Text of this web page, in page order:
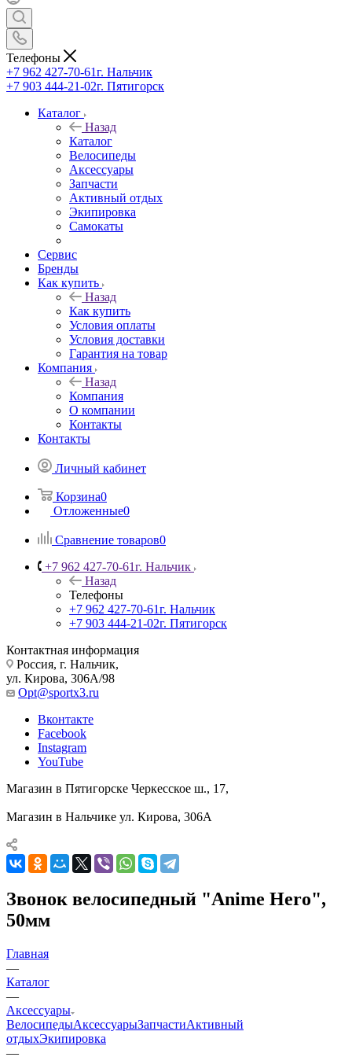
Телефоны
+7 962 427-70-61г. Нальчик
+7 903 444-21-02г. Пятигорск
Каталог
Назад
Каталог
Велосипеды
Аксессуары
Запчасти
Активный отдых
Экипировка
Самокаты
Сервис
Бренды
Как купить
Назад
Как купить
Условия оплаты
Условия доставки
Гарантия на товар
Компания
Назад
Компания
О компании
Контакты
Контакты
Личный кабинет
Корзина0
Отложенные0
Сравнение товаров0
+7 962 427-70-61г. Нальчик
Назад
Телефоны
+7 962 427-70-61г. Нальчик
+7 903 444-21-02г. Пятигорск
Контактная информация
Россия, г. Нальчик,
ул. Кирова, 306А/98
Opt@sportx3.ru
Вконтакте
Facebook
Instagram
YouTube
Магазин в Пятигорске Черкесское ш., 17,
Магазин в Нальчике ул. Кирова, 306А
Звонок велосипедный "Anime Hero",
50мм
Главная
—
Каталог
—
Аксессуары
ВелосипедыАксессуарыЗапчастиАктивный
отдыхЭкипировка
—